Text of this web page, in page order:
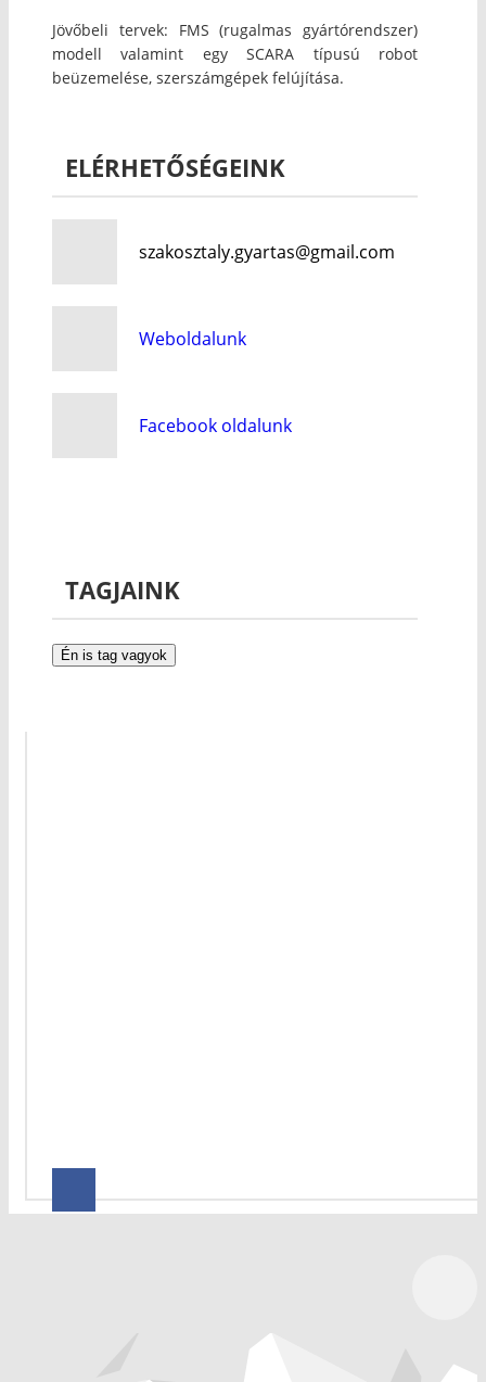
Jövőbeli tervek: FMS (rugalmas gyártórendszer)
modell valamint egy SCARA típusú robot
beüzemelése, szerszámgépek felújítása.
ELÉRHETŐSÉGEINK
szakosztaly.gyartas@gmail.com
Weboldalunk
Facebook oldalunk
TAGJAINK
Én is tag vagyok